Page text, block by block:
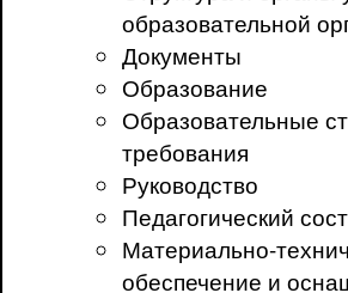
образовательной
Документы
Образование
Образовательные
требования
Руководство
Педагогический
Материально-
обеспечение и